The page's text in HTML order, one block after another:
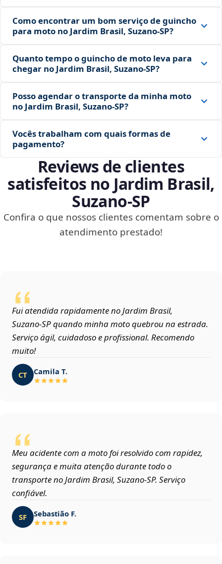
Como encontrar um bom serviço de guincho
para moto no Jardim Brasil, Suzano‑SP?
Quanto tempo o guincho de moto leva para
chegar no Jardim Brasil, Suzano‑SP?
Posso agendar o transporte da minha moto
no Jardim Brasil, Suzano‑SP?
Vocês trabalham com quais formas de
pagamento?
Reviews de clientes
satisfeitos no Jardim Brasil,
Suzano‑SP
Confira o que nossos clientes comentam sobre o
atendimento prestado!
Fui atendida rapidamente no Jardim Brasil,
Suzano‑SP quando minha moto quebrou na estrada.
Serviço ágil, cuidadoso e profissional. Recomendo
muito!
CT Camila T.
Meu acidente com a moto foi resolvido com rapidez,
segurança e muita atenção durante todo o
transporte no Jardim Brasil, Suzano‑SP. Serviço
confiável.
SF Sebastião F.